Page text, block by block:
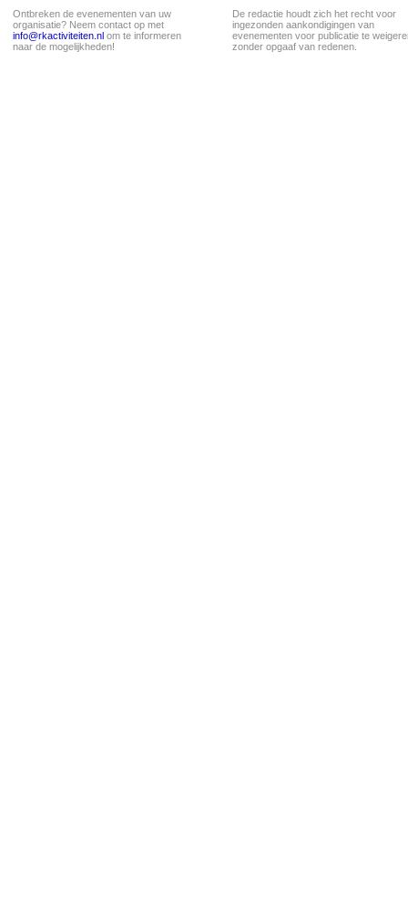
Ontbreken de evenementen van uw
organisatie? Neem contact op met
info@rkactiviteiten.nl om te informeren
naar de mogelijkheden!
De redactie houdt zich het recht voor
ingezonden aankondigingen van
evenementen voor publicatie te
zonder opgaaf van redenen.